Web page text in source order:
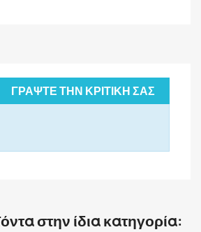
ΓΡΆΨΤΕ ΤΗΝ ΚΡΙΤΙΚΉ ΣΑΣ
στην ίδια κατηγορία: